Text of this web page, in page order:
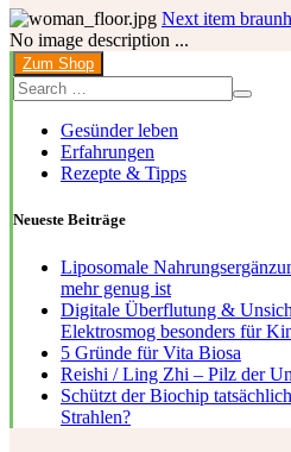
Next item
No image description ...
Zum Shop
Gesünder leben
Erfahrungen
Rezepte & Tipps
Neueste Beiträge
Liposomale
mehr genug ist
Digitale Überflutung &
Elektrosmog besonders für
5 Gründe für Vita Biosa
Reishi / Ling Zhi – Pilz der
Schützt der Biochip
Strahlen?